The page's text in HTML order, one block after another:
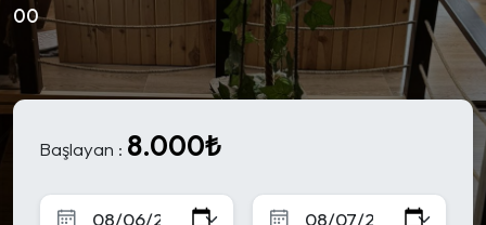
00
Başlayan : 8.000₺